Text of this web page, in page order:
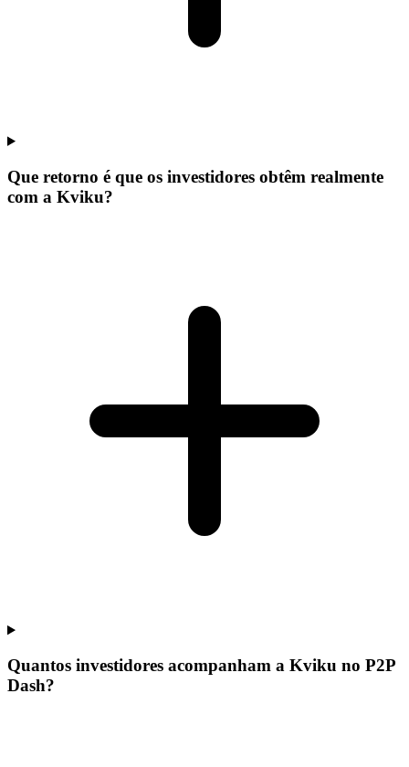
Que retorno é que os investidores obtêm realmente
com a Kviku?
Quantos investidores acompanham a Kviku no P2P
Dash?